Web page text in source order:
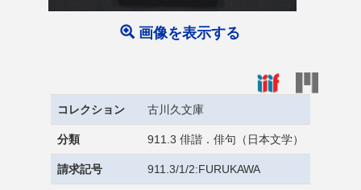
画像を表示する
コレクション 古川久文庫
分類 911.3 俳諧．俳句（日本文学）
請求記号 911.3/1/2:FURUKAWA